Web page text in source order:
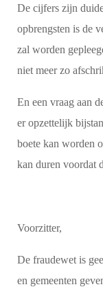
De cijfers zijn
opbrengsten is de
zal worden
niet meer zo
En een vraag aan
er opzettelijk
boete kan worden
kan duren voordat
Voorzitter,
De fraudewet is
en gemeenten